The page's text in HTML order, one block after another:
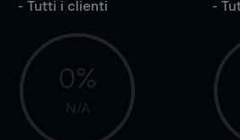
- Tutti i clienti
0%
N/A
-